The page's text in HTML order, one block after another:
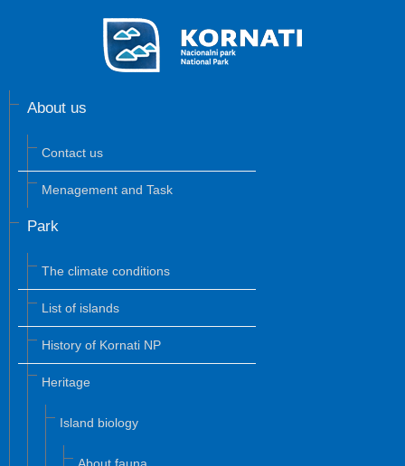
About us
Contact us
Menagement and Task
Park
The climate conditions
List of islands
History of Kornati NP
Heritage
Island biology